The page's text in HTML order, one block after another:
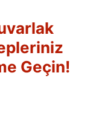
Geçin!